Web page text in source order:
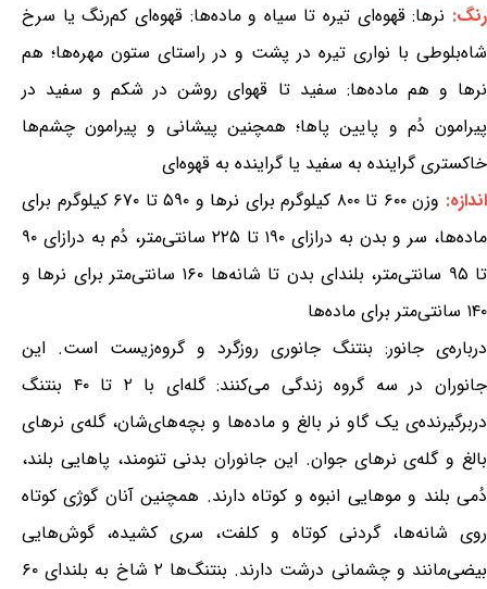
رنگ: نرها: قهوه‌ای تیره تا سیاه و ماده‌ها: قهوه‌ای کم‌رنگ یا سرخ
شاه‌بلوطی با نواری تیره در پشت و در راستای ستون مهره‌ها؛ هم
نرها و هم ماده‌ها: سفید تا قهو‌ای روشن در شکم و سفید در
پیرامون دُم و پایین پاها؛ همچنین پیشانی و پیرامون چشم‌ها
خاکستری گراینده به سفید یا گراینده به قهوه‌ای
اندازه:
وزن ۶۰۰ تا ۸۰۰ کیلوگرم برای نرها و ۵۹۰ تا ۶۷۰ کیلوگرم برای
ماده‌ها، سر و بدن به درازای ۱۹۰ تا ۲۲۵ سانتی‌متر، دُم به درازای ۹۰
تا ۹۵ سانتی‌متر، بلندای بدن تا شانه‌ها ۱۶۰ سانتی‌متر برای نرها و
۱۴۰ سانتی‌متر برای ماده‌ها
درباره‌ی جانور: بنتنگ جانوری روزگرد و گروه‌زیست است. این
جانوران در سه گروه زندگی می‌کنند: گله‌ای با ۲ تا ۴۰ بنتنگ
دربرگیرنده‌ی یک گاو نر بالغ و ماده‌ها و بچه‌های‌شان، گله‌ی نرهای
بالغ و گله‌ی نرهای جوان. این جانوران بدنی تنومند، پاهایی بلند،
دُمی بلند و موهایی انبوه و کوتاه دارند. همچنین آنان گوژی کوتاه
روی شانه‌ها، گردنی کوتاه و کلفت، سری کشیده، گوش‌هایی
بیضی‌مانند و چشمانی درشت دارند. بنتنگ‌ها ۲ شاخ به بلندای ۶۰